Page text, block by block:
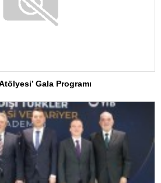
Gala Programı